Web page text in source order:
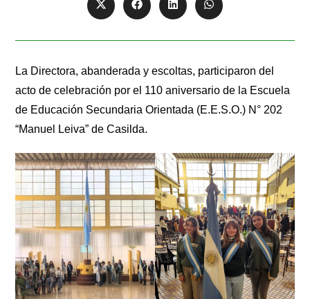
La Directora, abanderada y escoltas, participaron del
acto de celebración por el 110 aniversario de la Escuela
de Educación Secundaria Orientada (E.E.S.O.) N° 202
“Manuel Leiva” de Casilda.